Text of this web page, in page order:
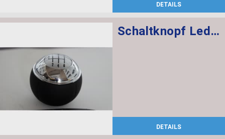
DETAILS
Schaltknopf Leder/Chrom/6-Gang SCHWARZ
DETAILS